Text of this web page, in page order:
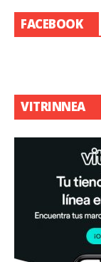
FACEBOOK
VITRINNEA